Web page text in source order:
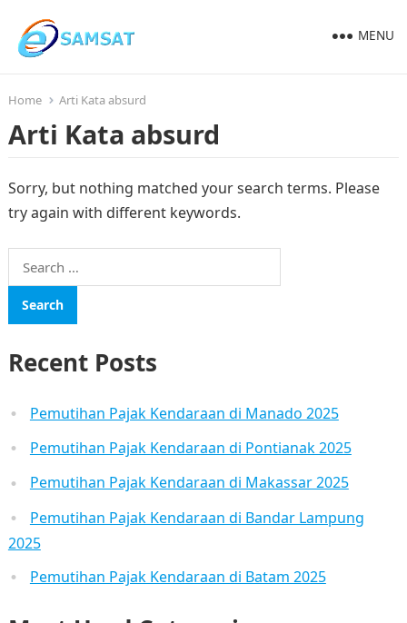
MENU
Home Arti Kata absurd
Arti Kata absurd
Sorry, but nothing matched your search terms. Please
try again with different keywords.
Search
for:
Recent Posts
Pemutihan Pajak Kendaraan di Manado 2025
Pemutihan Pajak Kendaraan di Pontianak 2025
Pemutihan Pajak Kendaraan di Makassar 2025
Pemutihan Pajak Kendaraan di Bandar Lampung
2025
Pemutihan Pajak Kendaraan di Batam 2025